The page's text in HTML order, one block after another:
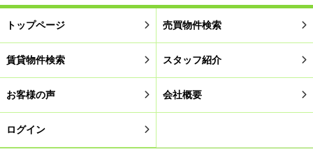
トップページ 売買物件検索
賃貸物件検索 スタッフ紹介
お客様の声 会社概要
ログイン